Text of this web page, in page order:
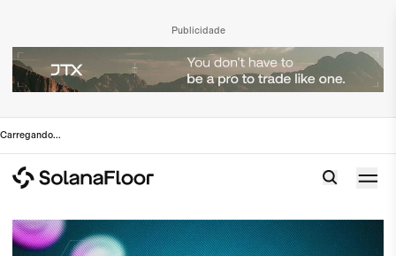
Publicidade
Carregando...